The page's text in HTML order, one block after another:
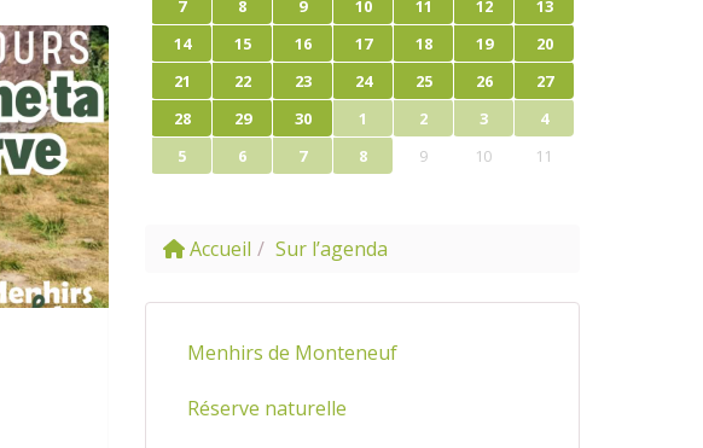
7
8 9 10 11 12
13
14
15 16 17 18 19
20
21
22 23 24 25 26
27
28
29 30 1 2 3
4
5
6 7 8 9 10 11
Accueil Sur l’agenda
Menhirs de Monteneuf
Réserve naturelle